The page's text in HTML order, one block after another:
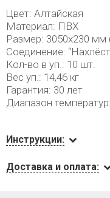
Цвет: Алтайская
Материал: ПВХ
Размер: 3050х230 мм
Соединение:
Кол-во в уп.: 10 шт.
Вес уп.: 14,46 кг
Гарантия: 30 лет
Диапазон
Инструкции:
Доставка и оплата: